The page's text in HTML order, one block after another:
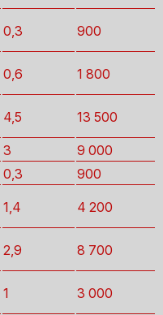
0,3 900
0,6 1 800
4,5 13 500
3
9 000
0,3
900
1,4 4 200
2,9 8 700
1 3 000